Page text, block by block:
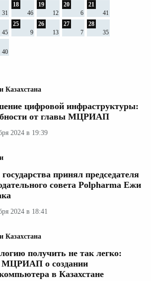
Казахстана
цифровой инфраструктуры:
от главы МЦРИАП
2024 в 19:39
принял председателя
совета Polpharma Ежи
2024 в 18:41
Казахстана
получить не так легко:
МЦРИАП о создании
в Казахстане
31
18
46
19
12
20
6
21
41
45
25
9
26
13
27
7
28
35
40